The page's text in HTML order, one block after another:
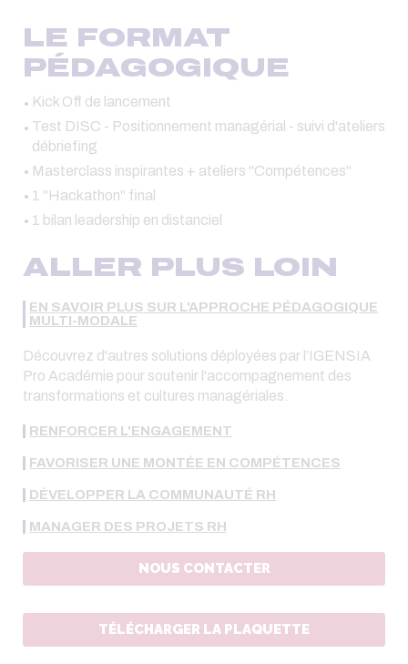
LE FORMAT
PÉDAGOGIQUE
Kick Off de lancement
Test DISC - Positionnement managérial - suivi d'ateliers
débriefing
Masterclass inspirantes + ateliers "Compétences"
1 "Hackathon" final
1 bilan leadership en distanciel
ALLER PLUS LOIN
EN SAVOIR PLUS SUR L'APPROCHE PÉDAGOGIQUE
MULTI-MODALE
Découvrez d'autres solutions déployées par l’IGENSIA
Pro Académie pour soutenir l'accompagnement des
transformations et cultures managériales.
RENFORCER L'ENGAGEMENT
FAVORISER UNE MONTÉE EN COMPÉTENCES
DÉVELOPPER LA COMMUNAUTÉ RH
MANAGER DES PROJETS RH
NOUS CONTACTER
TÉLÉCHARGER LA PLAQUETTE